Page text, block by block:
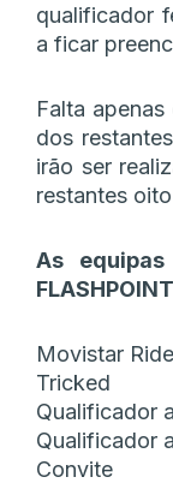
qualificador
a ficar
Falta
dos
irão ser
restantes
As
Movistar
Tricked
Qualificador
Qualificador
Convite